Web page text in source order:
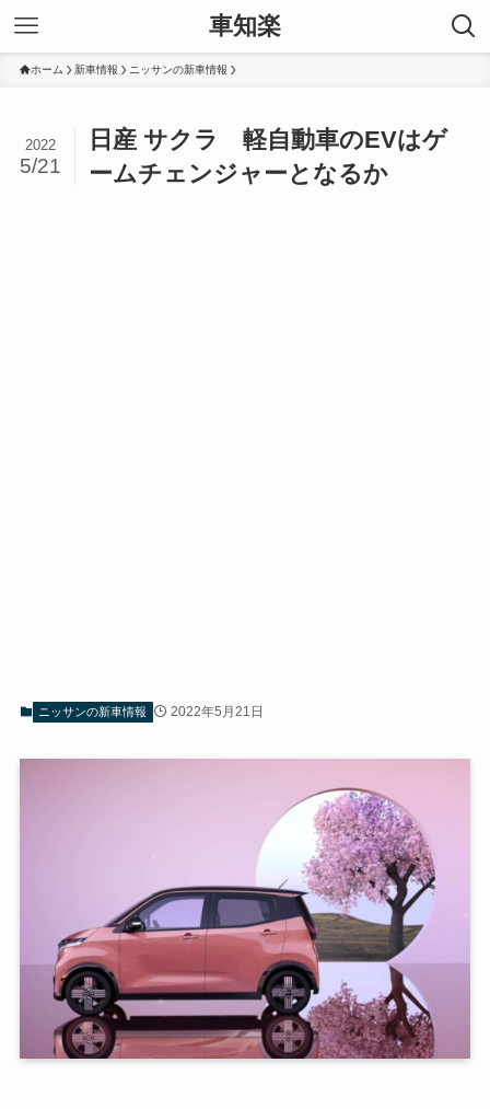
車知楽
ホーム 新車情報 ニッサンの新車情報
日産 サクラ 軽自動車のEVはゲ
ームチェンジャーとなるか
2022
5/21
ニッサンの新車情報 2022年5月21日